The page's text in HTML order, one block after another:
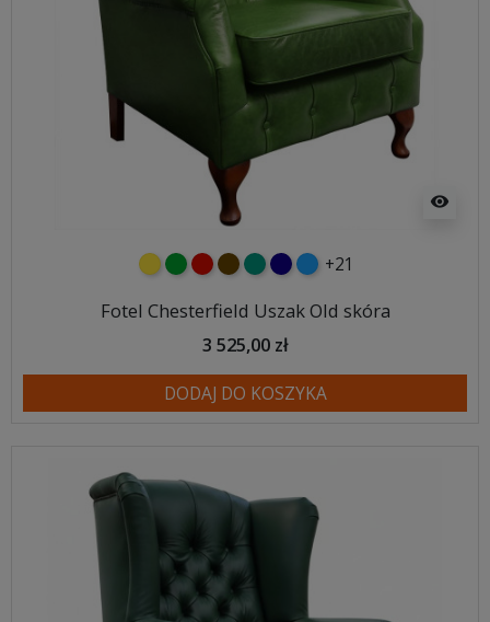
visibility
żółtyzielonyczerwony
czekoladowy
turkusowy
granatowy
niebieski
+21
Fotel Chesterfield Uszak Old skóra
3 525,00 zł
DODAJ DO KOSZYKA